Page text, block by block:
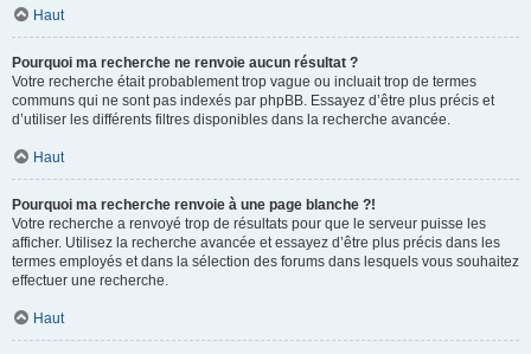
Haut
Pourquoi ma recherche ne renvoie aucun résultat ?
Votre recherche était probablement trop vague ou incluait trop de termes
communs qui ne sont pas indexés par phpBB. Essayez d’être plus précis et
d’utiliser les différents filtres disponibles dans la recherche avancée.
Haut
Pourquoi ma recherche renvoie à une page blanche ?!
Votre recherche a renvoyé trop de résultats pour que le serveur puisse les
afficher. Utilisez la recherche avancée et essayez d’être plus précis dans les
termes employés et dans la sélection des forums dans lesquels vous souhaitez
effectuer une recherche.
Haut